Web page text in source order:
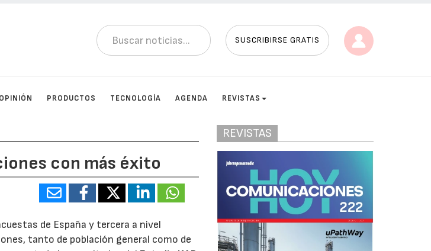
SUSCRIBIRSE GRATIS
OPINIÓN PRODUCTOS TECNOLOGÍA AGENDA REVISTAS
con más éxito
de España y tercera a nivel
tanto de población general como de
REVISTAS